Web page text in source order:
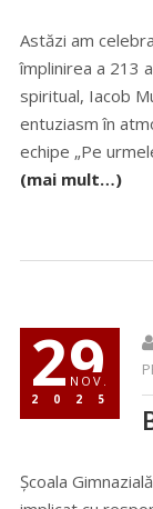
Astăzi am
împlinirea a 213
spiritual, Iacob
entuziasm în
echipe „Pe
(mai mult…)
29
NOV.
2025
Școala